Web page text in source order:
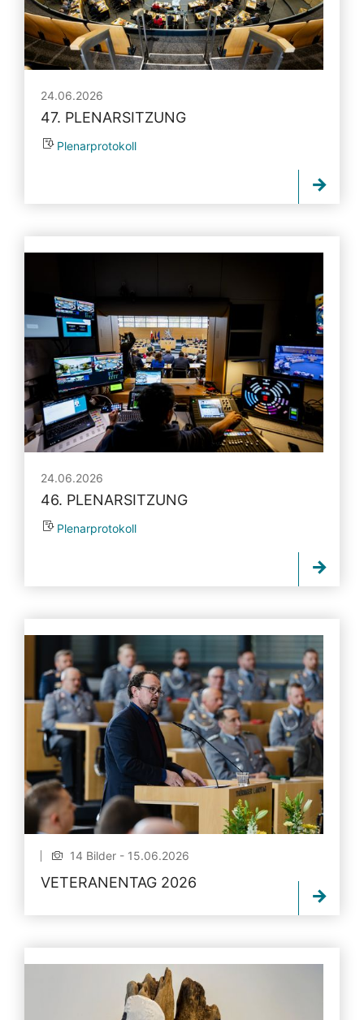
24.06.2026
47. PLENARSITZUNG
Plenarprotokoll
24.06.2026
46. PLENARSITZUNG
Plenarprotokoll
14 Bilder - 15.06.2026
VETERANENTAG 2026